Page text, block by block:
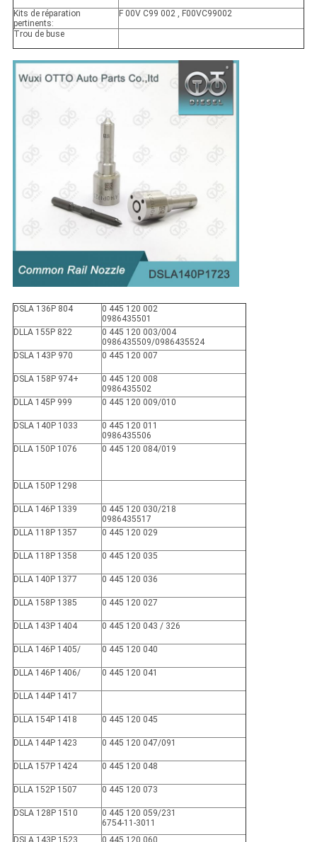
Kits de réparation
pertinents:
F 00V C99 002 , F00VC99002
Trou de buse
DSLA 136P 804
0 445 120 002
0986435501
DLLA 155P 822
0 445 120 003/004
0986435509/0986435524
DSLA 143P 970
0 445 120 007
DSLA 158P 974+
0 445 120 008
0986435502
DLLA 145P 999
0 445 120 009/010
DSLA 140P 1033
0 445 120 011
0986435506
DLLA 150P 1076
0 445 120 084/019
DLLA 150P 1298
DLLA 146P 1339
0 445 120 030/218
0986435517
DLLA 118P 1357
0 445 120 029
DLLA 118P 1358 0 445 120 035
DLLA 140P 1377 0 445 120 036
DLLA 158P 1385 0 445 120 027
DLLA 143P 1404 0 445 120 043 / 326
DLLA 146P 1405/ 0 445 120 040
DLLA 146P 1406/ 0 445 120 041
DLLA 144P 1417
DLLA 154P 1418 0 445 120 045
DLLA 144P 1423 0 445 120 047/091
DLLA 157P 1424 0 445 120 048
DLLA 152P 1507 0 445 120 073
DSLA 128P 1510
0 445 120 059/231
6754-11-3011